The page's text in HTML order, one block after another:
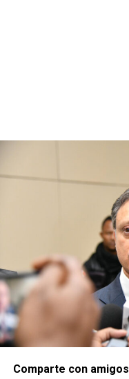
Comparte con amigos